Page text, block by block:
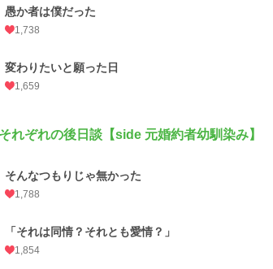
愚か者は僕だった
1,738
変わりたいと願った日
1,659
それぞれの後日談【side 元婚約者幼馴染み】
そんなつもりじゃ無かった
1,788
「それは同情？それとも愛情？」
1,854